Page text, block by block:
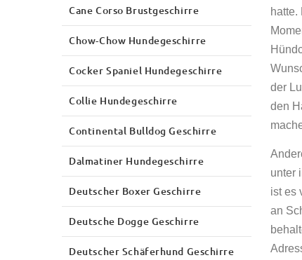
der
den
unter
ist es
an
Cane Corso Brustgeschirre
Chow-Chow Hundegeschirre
Cocker Spaniel Hundegeschirre
Collie Hundegeschirre
Continental Bulldog Geschirre
Dalmatiner Hundegeschirre
Deutscher Boxer Geschirre
Deutsche Dogge Geschirre
Deutscher Schäferhund Geschirre